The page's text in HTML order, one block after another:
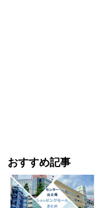
おすすめ記事